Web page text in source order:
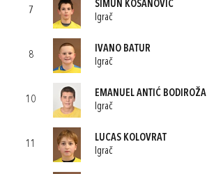
7
ŠIMUN KOSANOVIĆ
Igrač
8
IVANO BATUR
Igrač
10
EMANUEL ANTIĆ BODIROŽA
Igrač
11
LUCAS KOLOVRAT
Igrač